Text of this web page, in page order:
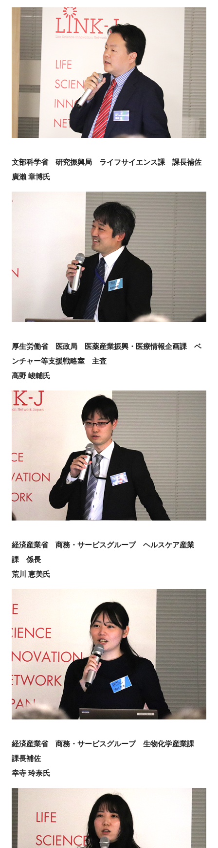
文部科学省 研究振興局 ライフサイエンス課 課長補佐
廣瀨 章博氏
厚生労働省 医政局 医薬産業振興・医療情報企画課 ベ
ンチャー等支援戦略室 主査
髙野 峻輔氏
経済産業省 商務・サービスグループ ヘルスケア産業
課 係長
荒川 恵美氏
経済産業省 商務・サービスグループ 生物化学産業課
課長補佐
幸寺 玲奈氏